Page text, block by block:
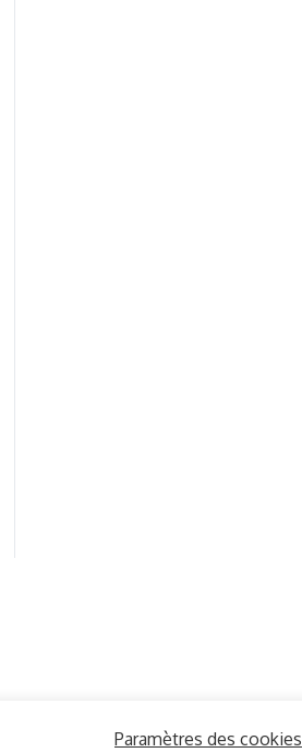
Paramètres des cookies